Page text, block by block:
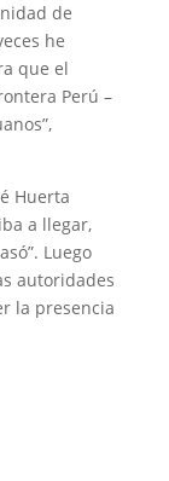
de
he
que el
Perú –
Huerta
a llegar,
Luego
autoridades
la presencia